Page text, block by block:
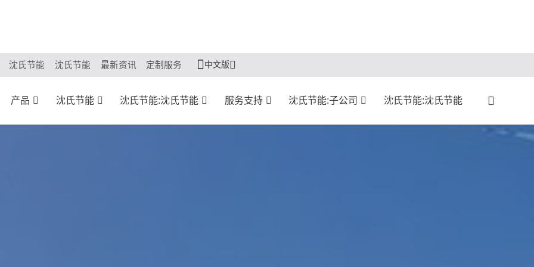
沈氏节能 沈氏节能 最新资讯 定制服务 中文版
产品 沈氏节能 沈氏节能:沈氏节能 服务支持 沈氏节能:子公司 沈氏节能:沈氏节能